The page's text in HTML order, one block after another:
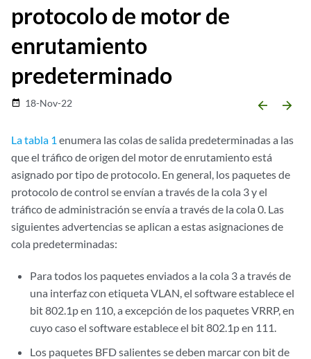
protocolo de motor de
enrutamiento
predeterminado
date_range 18-Nov-22 arrow_backward arrow_forward
La tabla 1 enumera las colas de salida predeterminadas a las
que el tráfico de origen del motor de enrutamiento está
asignado por tipo de protocolo. En general, los paquetes de
protocolo de control se envían a través de la cola 3 y el
tráfico de administración se envía a través de la cola 0. Las
siguientes advertencias se aplican a estas asignaciones de
cola predeterminadas:
Para todos los paquetes enviados a la cola 3 a través de
una interfaz con etiqueta VLAN, el software establece el
bit 802.1p en 110, a excepción de los paquetes VRRP, en
cuyo caso el software establece el bit 802.1p en 111.
Los paquetes BFD salientes se deben marcar con bit de